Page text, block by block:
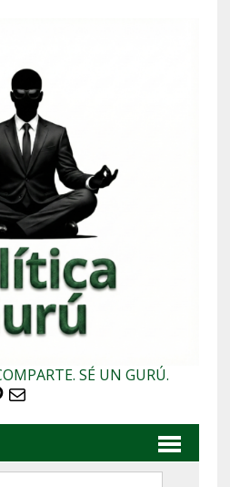
SÉ UN GURÚ.
Correo electrónico